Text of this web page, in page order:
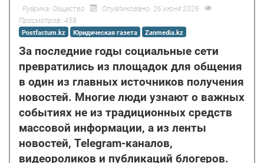
Рубрика: Общество
Опубликовано: 26 июня 2026
Просмотров: 458
Postfactum.kz Юридическая газета Zanmedia.kz
За последние годы социальные сети
превратились из площадок для общения
в один из главных источников получения
новостей. Многие люди узнают о важных
событиях не из традиционных средств
массовой информации, а из ленты
новостей, Telegram-каналов,
видеороликов и публикаций блогеров.